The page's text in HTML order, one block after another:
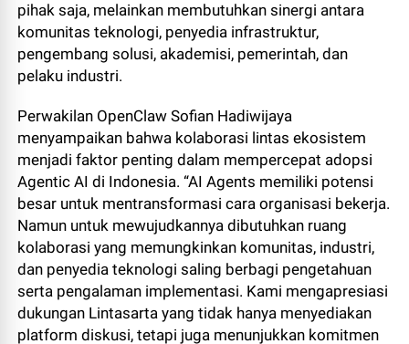
pihak saja, melainkan membutuhkan sinergi antara
komunitas teknologi, penyedia infrastruktur,
pengembang solusi, akademisi, pemerintah, dan
pelaku industri.
Perwakilan OpenClaw Sofian Hadiwijaya
menyampaikan bahwa kolaborasi lintas ekosistem
menjadi faktor penting dalam mempercepat adopsi
Agentic AI di Indonesia. “AI Agents memiliki potensi
besar untuk mentransformasi cara organisasi bekerja.
Namun untuk mewujudkannya dibutuhkan ruang
kolaborasi yang memungkinkan komunitas, industri,
dan penyedia teknologi saling berbagi pengetahuan
serta pengalaman implementasi. Kami mengapresiasi
dukungan Lintasarta yang tidak hanya menyediakan
platform diskusi, tetapi juga menunjukkan komitmen